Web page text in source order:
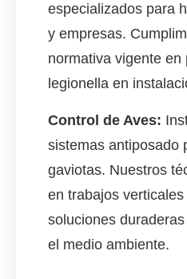
especializados para
y empresas.
normativa vigente en
legionella en
Control de Aves:
sistemas antiposado
gaviotas. Nuestros
en trabajos
soluciones
el medio ambiente.